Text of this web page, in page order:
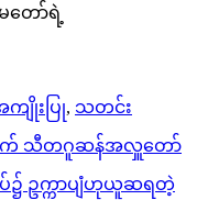
ော်ရဲ့
ျိုးပြု, သတင်း
က် သီတဂူဆန်အလှူတော်
၌ ဥက္ကာပျံဟုယူဆရတဲ့